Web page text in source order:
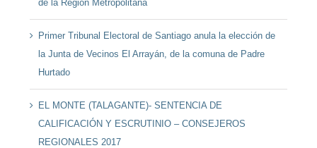
de la Región Metropolitana
Primer Tribunal Electoral de Santiago anula la elección de
la Junta de Vecinos El Arrayán, de la comuna de Padre
Hurtado
EL MONTE (TALAGANTE)- SENTENCIA DE
CALIFICACIÓN Y ESCRUTINIO – CONSEJEROS
REGIONALES 2017